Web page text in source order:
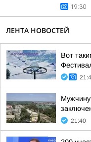
19:30
ЛЕНТА НОВОСТЕЙ
Вот
Мужчину
21:40